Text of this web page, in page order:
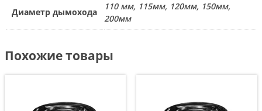
Диаметр дымохода
110 мм, 115мм, 120мм, 150мм,
200мм
Похожие товары